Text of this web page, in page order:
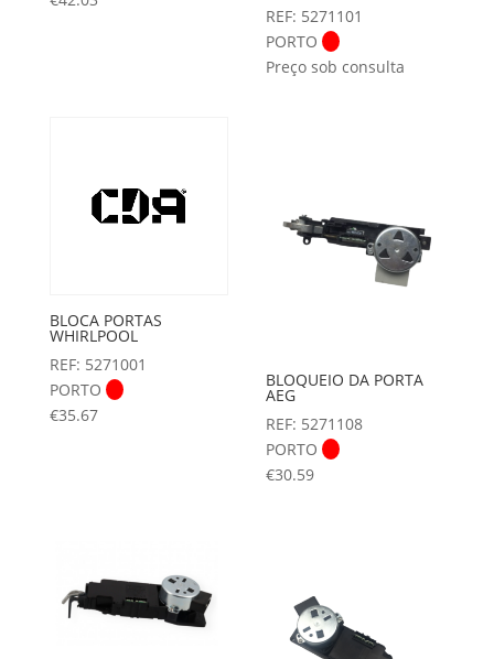
REF: 5271101
PORTO
Preço sob consulta
BLOCA PORTAS
WHIRLPOOL
REF: 5271001
PORTO
€35.67
BLOQUEIO DA PORTA
AEG
REF: 5271108
PORTO
€30.59